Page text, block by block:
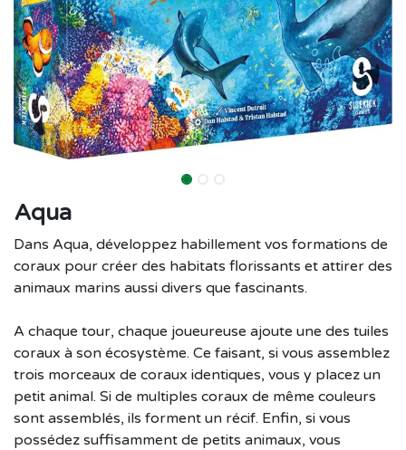
Aqua
Dans Aqua, développez habillement vos formations de
coraux pour créer des habitats florissants et attirer des
animaux marins aussi divers que fascinants.
A chaque tour, chaque joueureuse ajoute une des tuiles
coraux à son écosystème. Ce faisant, si vous assemblez
trois morceaux de coraux identiques, vous y placez un
petit animal. Si de multiples coraux de même couleurs
sont assemblés, ils forment un récif. Enfin, si vous
possédez suffisamment de petits animaux, vous